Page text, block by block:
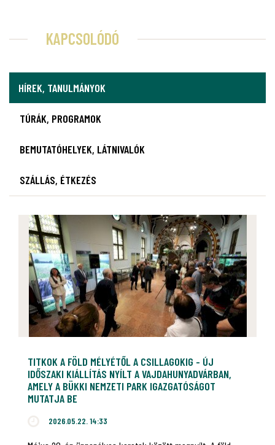
KAPCSOLÓDÓ
HÍREK, TANULMÁNYOK
TÚRÁK, PROGRAMOK
BEMUTATÓHELYEK, LÁTNIVALÓK
SZÁLLÁS, ÉTKEZÉS
TITKOK A FÖLD MÉLYÉTŐL A CSILLAGOKIG - ÚJ
IDŐSZAKI KIÁLLÍTÁS NYÍLT A VAJDAHUNYADVÁRBAN,
AMELY A BÜKKI NEMZETI PARK IGAZGATÓSÁGOT
MUTATJA BE
2026.05.22. 14:33